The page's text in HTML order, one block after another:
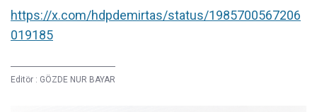
https://x.com/hdpdemirtas/status/1985700567206
019185
Editör : GÖZDE NUR BAYAR